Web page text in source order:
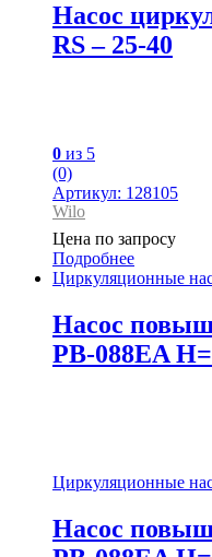
Насос
RS – 25-40
0 из 5
(0)
Артикул: 128105
Wilo
Цена по запросу
Подробнее
Циркуляционные
Насос
PB-088EA
Циркуляционные
Насос